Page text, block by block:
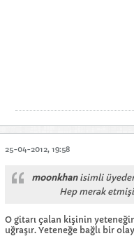
25-04-2012, 19:58
moonkhanisimli
Hep merak
O gitarı çalan kişinin
uğraşır. Yeteneğe bağlı bir